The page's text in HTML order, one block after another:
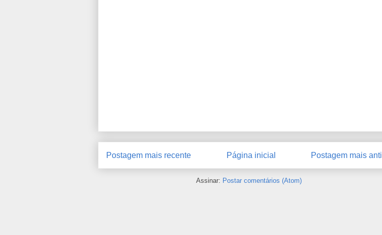
Postagem mais recente Postagem mais
Página inicial
Assinar: Postar comentários (Atom)